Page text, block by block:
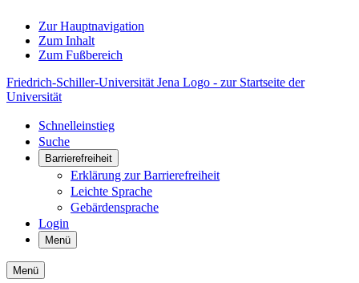
Zur Hauptnavigation
Zum Inhalt
Zum Fußbereich
Friedrich-Schiller-Universität Jena Logo - zur Startseite der
Universität
Schnelleinstieg
Suche
Barrierefreiheit
Erklärung zur Barrierefreiheit
Leichte Sprache
Gebärdensprache
Login
Menü
Menü